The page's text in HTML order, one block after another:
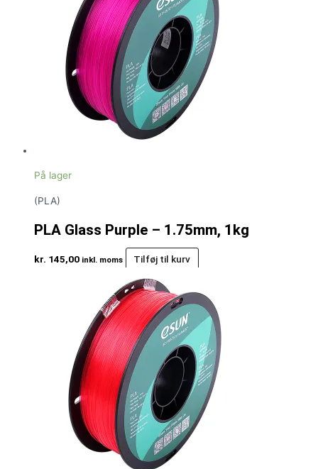
På lager
(PLA)
PLA Glass Purple – 1.75mm, 1kg
kr. 145,00 inkl. moms Tilføj til kurv